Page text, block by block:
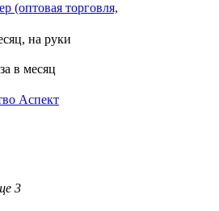
(оптовая торговля,
на руки
в месяц
Аспект
3